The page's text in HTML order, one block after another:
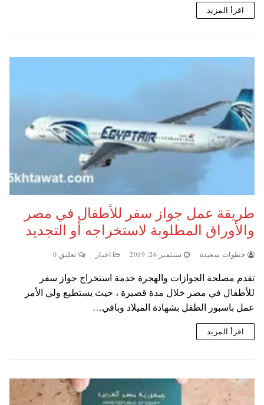
اقرأ المزيد
طريقة عمل جواز سفر للأطفال في مصر
والأوراق المطلوبة لاستخراجه أو التجديد
خطوات سعيدة سبتمبر 26, 2019 اخبار تعليق 0
تقدم مصلحة الجوازات والهجرة خدمة استخراج جواز سفر
للأطفال في مصر خلال مدة قصيرة ، حيث يستطيع ولي الأمر
عمل باسبور الطفل بشهادة الميلاد وباقي…
اقرأ المزيد